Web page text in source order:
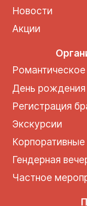
Новости
Акции
День рождения
Регистрация
Экскурсии
Гендерная
Частное